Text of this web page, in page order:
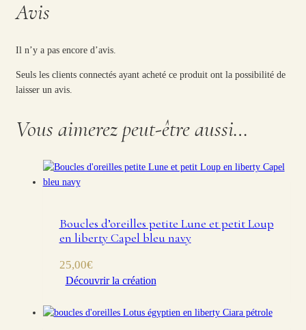
Avis
Il n’y a pas encore d’avis.
Seuls les clients connectés ayant acheté ce produit ont la possibilité de
laisser un avis.
Vous aimerez peut-être aussi…
Boucles d’oreilles petite Lune et petit Loup
en liberty Capel bleu navy
25,00€
Découvrir la création